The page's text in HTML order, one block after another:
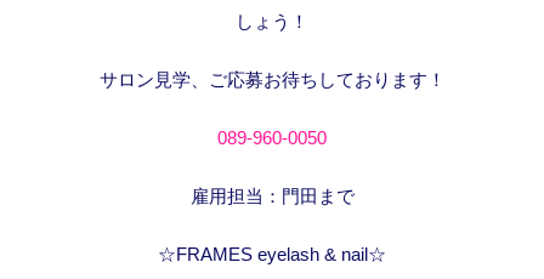
しょう！
サロン見学、ご応募お待ちしております！
089-960-0050
雇用担当：門田まで
☆FRAMES eyelash & nail☆